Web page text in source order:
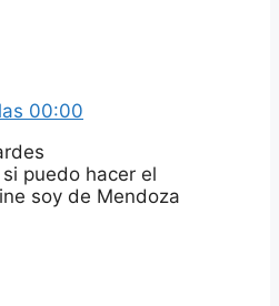
00:00
puedo hacer el
soy de Mendoza